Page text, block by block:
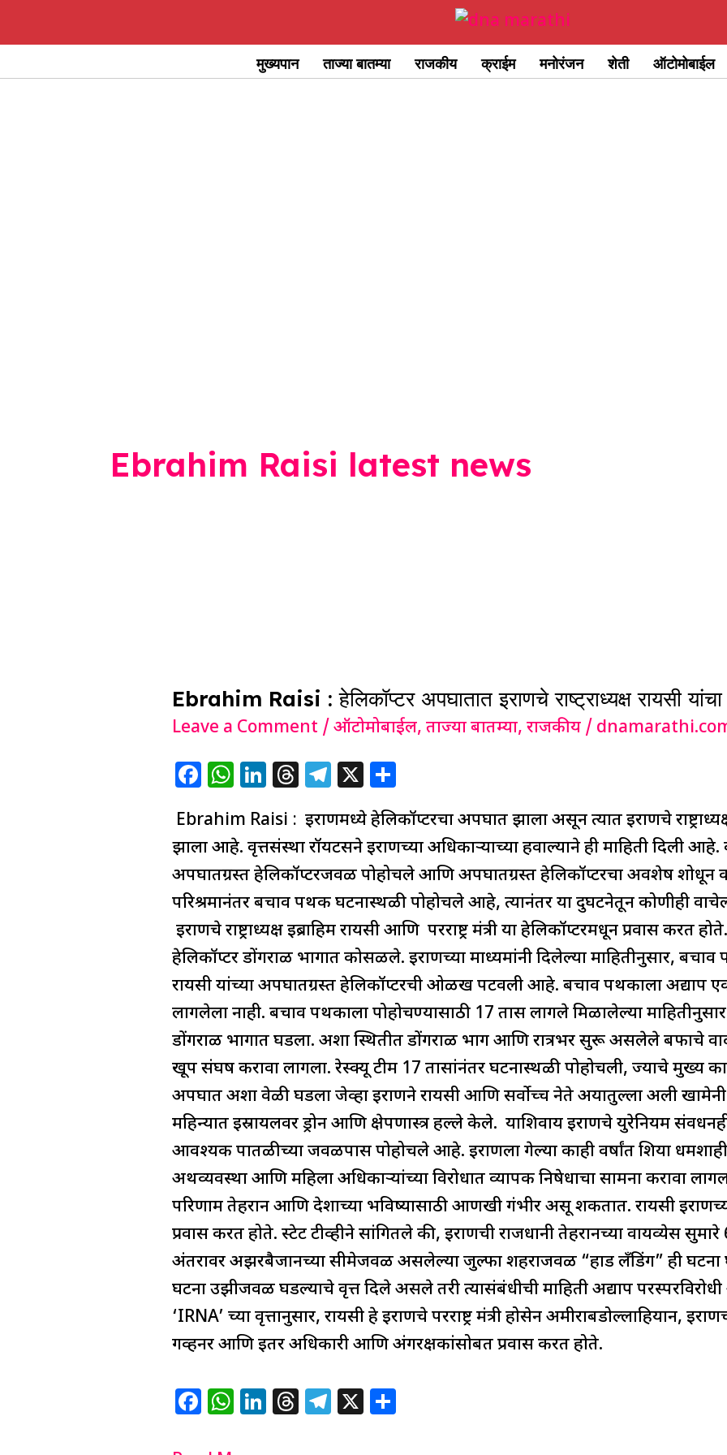
to
मुख्यपान ताज्या बातम्या राजकीय क्राईम मनोरंजन शेती ऑटोमोबाईल
Ebrahim Raisi latest news
Ebrahim Raisi : हेलिकॉप्टर अपघातात इराणचे राष्ट्राध्यक्ष रायसी
Leave a Comment /ऑटोमोबाईल,ताज्या बातम्या,राजकीय /
F
c
e
b
o
o
k
W
at
s
A
p
p
Li
k
e
dI
n
T
re
a
d
s
T
e
g
ra
m
X
ar
e
Ebrahim Raisi : इराणमध्ये हेलिकॉप्टरचा अपघात झाला असून त्यात इराणचे राष्ट्राध्यक्ष
झाला आहे. वृत्तसंस्था रॉयटर्सने इराणच्या अधिकाऱ्याच्या हवाल्याने ही माहिती दिली
अपघातग्रस्त हेलिकॉप्टरजवळ पोहोचले आणि अपघातग्रस्त हेलिकॉप्टरचा अवशेष
परिश्रमानंतर बचाव पथक घटनास्थळी पोहोचले आहे, त्यानंतर या दुर्घटनेतून कोणीही
इराणचे राष्ट्राध्यक्ष इब्राहिम रायसी आणि परराष्ट्र मंत्री या हेलिकॉप्टरमधून प्रवास करत
हेलिकॉप्टर डोंगराळ भागात कोसळले. इराणच्या माध्यमांनी दिलेल्या माहितीनुसार, बचाव
रायसी यांच्या अपघातग्रस्त हेलिकॉप्टरची ओळख पटवली आहे. बचाव पथकाला अद्याप
लागलेला नाही. बचाव पथकाला पोहोचण्यासाठी 17 तास लागले मिळालेल्या
डोंगराळ भागात घडला. अशा स्थितीत डोंगराळ भाग आणि रात्रभर सुरू असलेले बर्फाचे
खूप संघर्ष करावा लागला. रेस्क्यू टीम 17 तासांनंतर घटनास्थळी पोहोचली, ज्याचे मुख्य
अपघात अशा वेळी घडला जेव्हा इराणने रायसी आणि सर्वोच्च नेते अयातुल्ला अली खामेनी
महिन्यात इस्रायलवर ड्रोन आणि क्षेपणास्त्र हल्ले केले. याशिवाय इराणचे युरेनियम
आवश्यक पातळीच्या जवळपास पोहोचले आहे. इराणला गेल्या काही वर्षांत शिया धर्मशाही
अर्थव्यवस्था आणि महिला अधिकाऱ्यांच्या विरोधात व्यापक निषेधाचा सामना करावा
परिणाम तेहरान आणि देशाच्या भविष्यासाठी आणखी गंभीर असू शकतात. रायसी
प्रवास करत होते. स्टेट टीव्हीने सांगितले की, इराणची राजधानी तेहरानच्या वायव्येस
अंतरावर अझरबैजानच्या सीमेजवळ असलेल्या जुल्फा शहराजवळ “हार्ड लँडिंग” ही घटना
घटना उझीजवळ घडल्याचे वृत्त दिले असले तरी त्यासंबंधीची माहिती अद्याप
‘IRNA’ च्या वृत्तानुसार, रायसी हे इराणचे परराष्ट्र मंत्री होसेन अमीराबडोल्लाहियान,
गव्हर्नर आणि इतर अधिकारी आणि अंगरक्षकांसोबत प्रवास करत होते.
F W Li T T X
:
हेलिकॉप्टर
अपघातात
इराणचे
राष्ट्राध्यक्ष
रायसी
यांचा
मृत्यू